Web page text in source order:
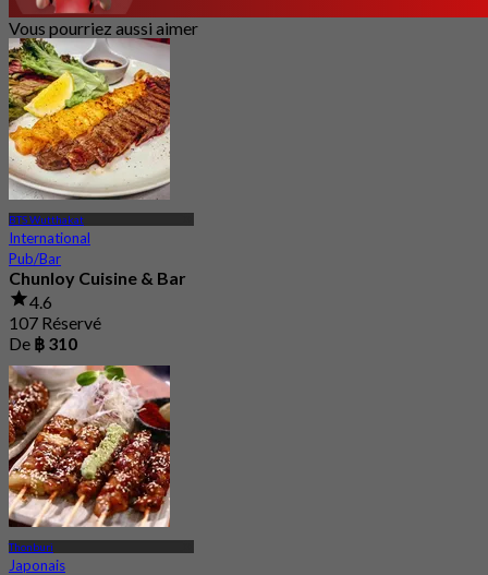
Vous pourriez aussi aimer
BTS Wutthakat
International
Pub/Bar
Chunloy Cuisine & Bar
4.6
107 Réservé
De ฿ 310
Thonburi
Japonais